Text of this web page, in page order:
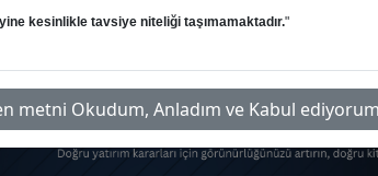
22565
yine kesinlikle tavsiye niteliği taşımamaktadır."
Beyan edilen metni Okudum, Anladım ve Kabul